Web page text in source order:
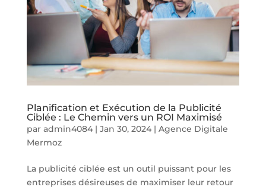
Planification et Exécution de la Publicité
Ciblée : Le Chemin vers un ROI Maximisé
par admin4084| Jan 30, 2024| Agence Digitale
Mermoz
La publicité ciblée est un outil puissant pour les
entreprises désireuses de maximiser leur retour